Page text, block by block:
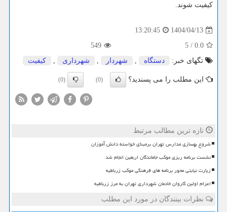
کیفیت شوند.
1404/04/13
13:20:45
0.0
/
5
549
تگهای خبر:
دستگاه , شهردار , شهرداری , كیفیت
این مطلب را می پسندید؟ (0)
(0)
تازه ترین مطالب مرتبط
شروع بهسازی مدارس تهران برمبنای خواسته دانش آموزان
نشست برنامه ریزی موکب جاماندگان اربعین انجام شد
زیارت نیابتی محور برنامه های فرهنگی موکب زرباطیه
اعزام اولین کاروان خادمان شهرداری تهران به مرز زرباطیه
نظرات بینندگان در مورد این مطلب